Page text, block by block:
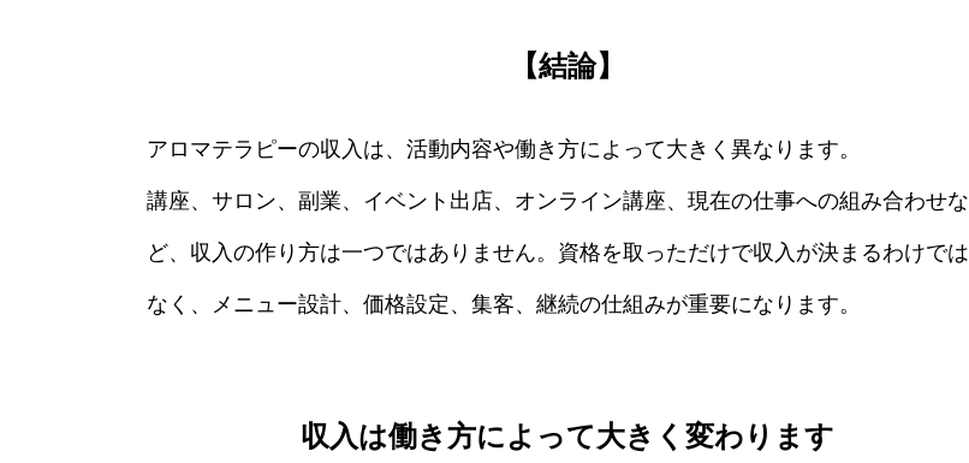
【結論】
アロマテラピーの収入は、活動内容や働き方によって大きく異なります。
講座、サロン、副業、イベント出店、オンライン講座、現在の仕事への組み合わせな
ど、収入の作り方は一つではありません。資格を取っただけで収入が決まるわけでは
なく、メニュー設計、価格設定、集客、継続の仕組みが重要になります。
収入は働き方によって大きく変わります